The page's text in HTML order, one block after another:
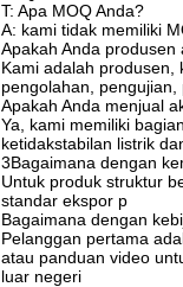
T: Apa MOQ Anda?
A: kami tidak memiliki
Apakah Anda produsen
Kami adalah produsen,
pengolahan,
Apakah Anda menjual
Ya, kami memiliki
ketidakstabilan listrik
3Bagaimana dengan
Untuk produk struktur
standar ekspor p
Bagaimana dengan
Pelanggan pertama
atau panduan video
luar negeri